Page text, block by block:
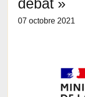
débat »
07 octobre 2021